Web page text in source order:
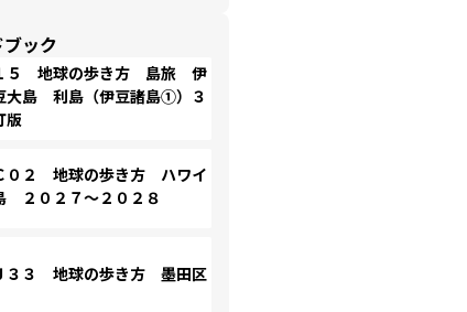
ック
５ 地球の歩き方 島旅 伊
大島 利島（伊豆諸島①）３
版
０２ 地球の歩き方 ハワイ
２０２７～２０２８
３３ 地球の歩き方 墨田区